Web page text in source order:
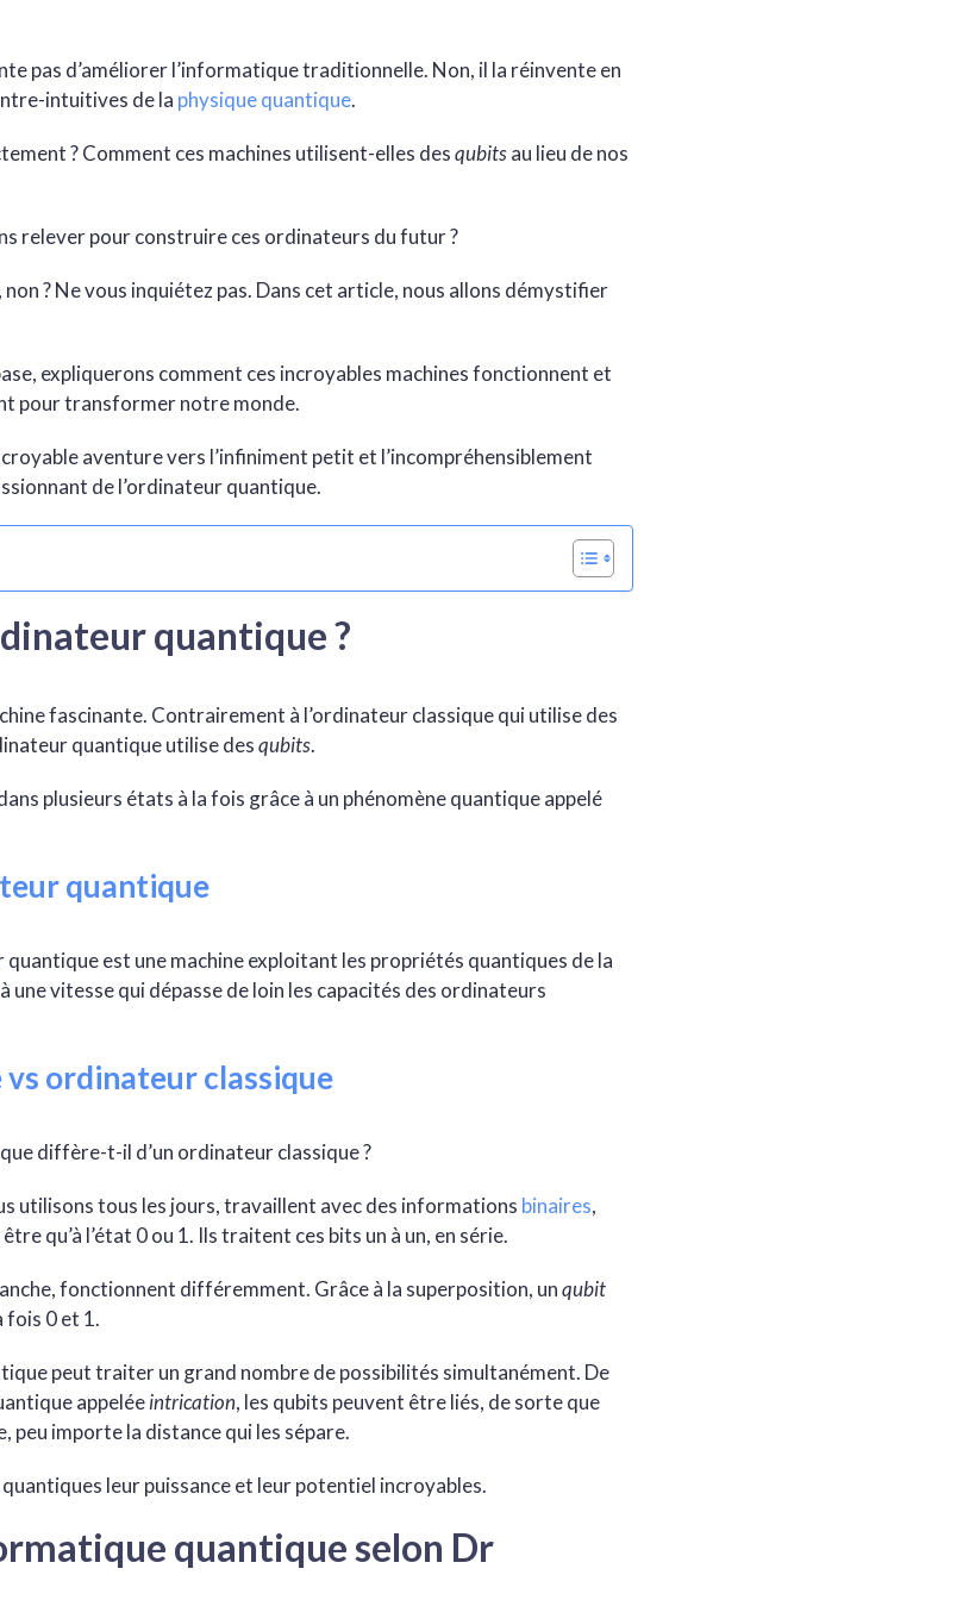
pas d’améliorer l’informatique traditionnelle. Non, il la réinvente en
intuitives de la physique quantique.
? Comment ces machines utilisent-elles desqubitsau lieu de nos
relever pour construire ces ordinateurs du futur ?
? Ne vous inquiétez pas. Dans cet article, nous allons démystifier
expliquerons comment ces incroyables machines fonctionnent et
pour transformer notre monde.
aventure vers l’infiniment petit et l’incompréhensiblement
de l’ordinateur quantique.
quantique ?
fascinante. Contrairement à l’ordinateur classique qui utilise des
quantique utilise desqubits.
plusieurs états à la fois grâce à un phénomène quantique appelé
quantique
est une machine exploitant les propriétés quantiques de la
vitesse qui dépasse de loin les capacités des ordinateurs
ordinateur classique
diffère-t-il d’un ordinateur classique ?
utilisons tous les jours, travaillent avec des informations binaires,
qu’à l’état 0 ou 1. Ils traitent ces bits un à un, en série.
fonctionnent différemment. Grâce à la superposition, unqubit
fois 0 et 1.
peut traiter un grand nombre de possibilités simultanément. De
appeléeintrication, les qubits peuvent être liés, de sorte que
peu importe la distance qui les sépare.
leur puissance et leur potentiel incroyables.
quantique selon Dr